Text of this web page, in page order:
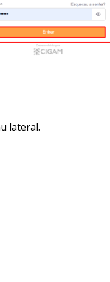
lateral.